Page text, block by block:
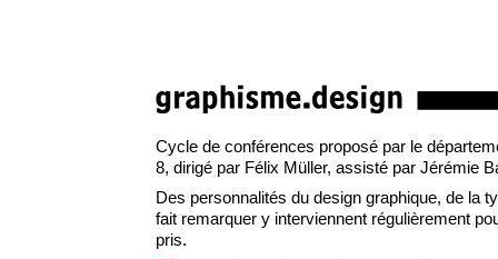
Cycle de conférences proposé par le
8, dirigé par Félix Müller, assisté par Jérémie
Des personnalités du design graphique, de la
fait remarquer y interviennent régulièrement
pris.